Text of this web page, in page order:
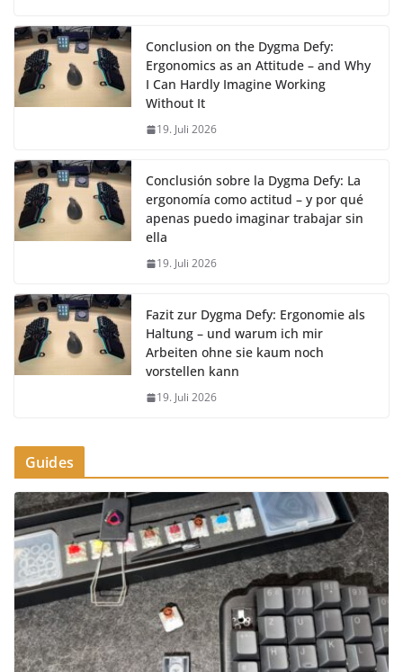
Conclusion on the Dygma Defy:
Ergonomics as an Attitude – and Why
I Can Hardly Imagine Working
Without It
19. Juli 2026
Conclusión sobre la Dygma Defy: La
ergonomía como actitud – y por qué
apenas puedo imaginar trabajar sin
ella
19. Juli 2026
Fazit zur Dygma Defy: Ergonomie als
Haltung – und warum ich mir
Arbeiten ohne sie kaum noch
vorstellen kann
19. Juli 2026
Guides